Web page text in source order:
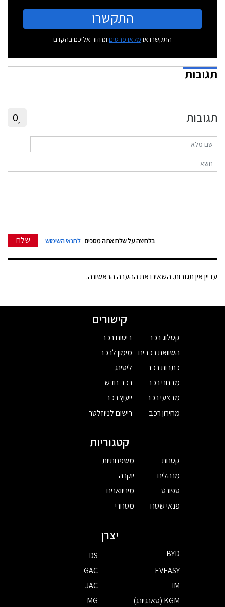
התקשרו
התקשרו או מלאו פרטים ונחזור אליכם בהקדם
תגובות
תגובות 0
בלחיצה על שלח אתה מסכים לתנאי השימוש שלח
עדיין אין תגובות. השאירו את ההערה הראשונה.
קישורים
קטלוג רכב
השוואת רכבים
כתבות רכב
מבחני רכב
מבצעי רכב
מחירון רכב
ביטוח רכב
מימון לרכב
ליסינג
רכב חדש
ייעוץ רכב
רישום לניוזלטר
קטגוריות
קטנות
מנהלים
ספורט
פנאי שטח
משפחתיות
יוקרה
מיניוואנים
מסחרי
יצרן
BYD
DS
EVEASY
GAC
IM
JAC
KGM (סאנגיונג)
MG